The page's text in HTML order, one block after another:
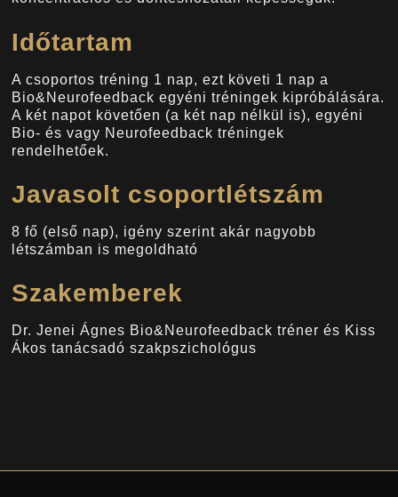
Időtartam
A csoportos tréning 1 nap, ezt követi 1 nap a
Bio&Neurofeedback egyéni tréningek kipróbálására.
A két napot követően (a két nap nélkül is), egyéni
Bio- és vagy Neurofeedback tréningek
rendelhetőek.
Javasolt csoportlétszám
8 fő (első nap), igény szerint akár nagyobb
létszámban is megoldható
Szakemberek
Dr. Jenei Ágnes Bio&Neurofeedback tréner és Kiss
Ákos tanácsadó szakpszichológus